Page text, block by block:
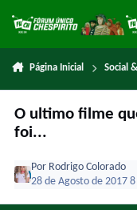
Página Inicial Social
O ultimo filme
foi...
Por Rodrigo Colorado
28 de Agosto de 2017